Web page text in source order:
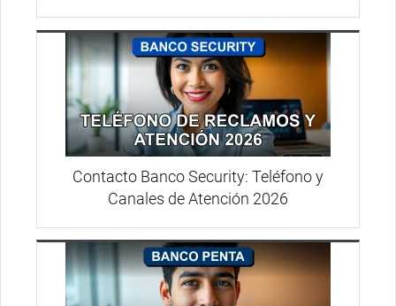
Contacto Banco Security: Teléfono y
Canales de Atención 2026